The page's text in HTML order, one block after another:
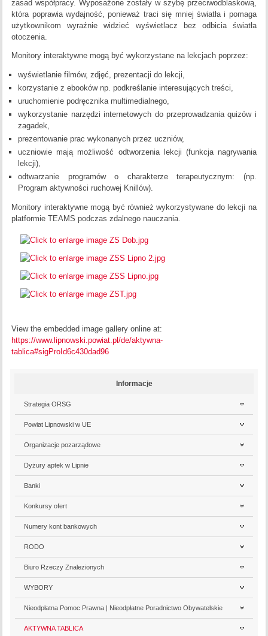
zasad współpracy. Wyposażone zostały w szybę przeciwodblaskową,
która poprawia wydajność, ponieważ traci się mniej światła i pomaga
użytkownikom wyraźnie widzieć wyświetlacz bez odbicia światła
otoczenia.
Monitory interaktywne mogą być wykorzystane na lekcjach poprzez:
wyświetlanie filmów, zdjęć, prezentacji do lekcji,
korzystanie z ebooków np. podkreślanie interesujących treści,
uruchomienie podręcznika multimedialnego,
wykorzystanie narzędzi internetowych do przeprowadzania quizów i
zagadek,
prezentowanie prac wykonanych przez uczniów,
uczniowie mają możliwość odtworzenia lekcji (funkcja nagrywania
lekcji),
odtwarzanie programów o charakterze terapeutycznym: (np.
Program aktywności ruchowej Knillów).
Monitory interaktywne mogą być również wykorzystywane do lekcji na
platformie TEAMS podczas zdalnego nauczania.
View the embedded image gallery online at:
https://www.lipnowski.powiat.pl/de/aktywna-
tablica#sigProId6c430dad96
Informacje
Strategia ORSG
Powiat Lipnowski w UE
Organizacje pozarządowe
Dyżury aptek w Lipnie
Banki
Konkursy ofert
Numery kont bankowych
RODO
Biuro Rzeczy Znalezionych
WYBORY
Nieodpłatna Pomoc Prawna | Nieodpłatne Poradnictwo Obywatelskie
AKTYWNA TABLICA